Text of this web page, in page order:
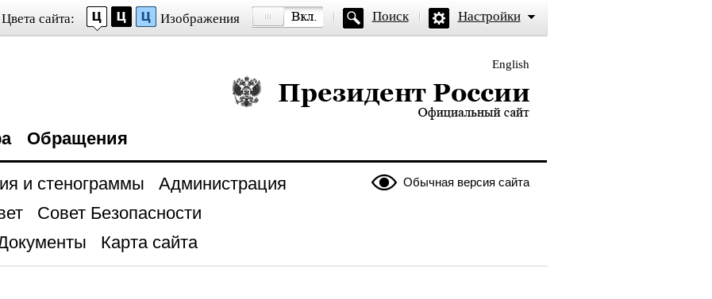
Цвета сайта: Изображения Поиск Настройки
English
Президент России — официальный сайт
Обращения
Обычная версия сайта
и стенограммы
Администрация
Совет Безопасности
Карта сайта